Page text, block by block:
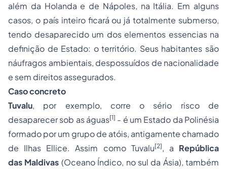
além da Holanda e de Nápoles, na Itália. Em alguns
casos, o país inteiro ficará ou já totalmente submerso,
tendo desaparecido um dos elementos essencias na
definição de Estado: o território. Seus habitantes são
náufragos ambientais, despossuídos de nacionalidade
e sem direitos assegurados.
Caso concreto
Tuvalu, por exemplo, corre o sério risco de
desaparecer sob as águas[1] - é um Estado da Polinésia
formado por um grupo de atóis, antigamente chamado
de Ilhas Ellice. Assim como Tuvalu[2], a República
das Maldivas (Oceano Índico, no sul da Ásia), também